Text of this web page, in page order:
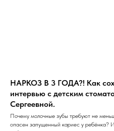
НАРКОЗ В 3 ГОДА?! Как
интервью с детским
Сергеевной.
Почему молочные зубы требуют не
опасен запущенный кариес у ребёнка?